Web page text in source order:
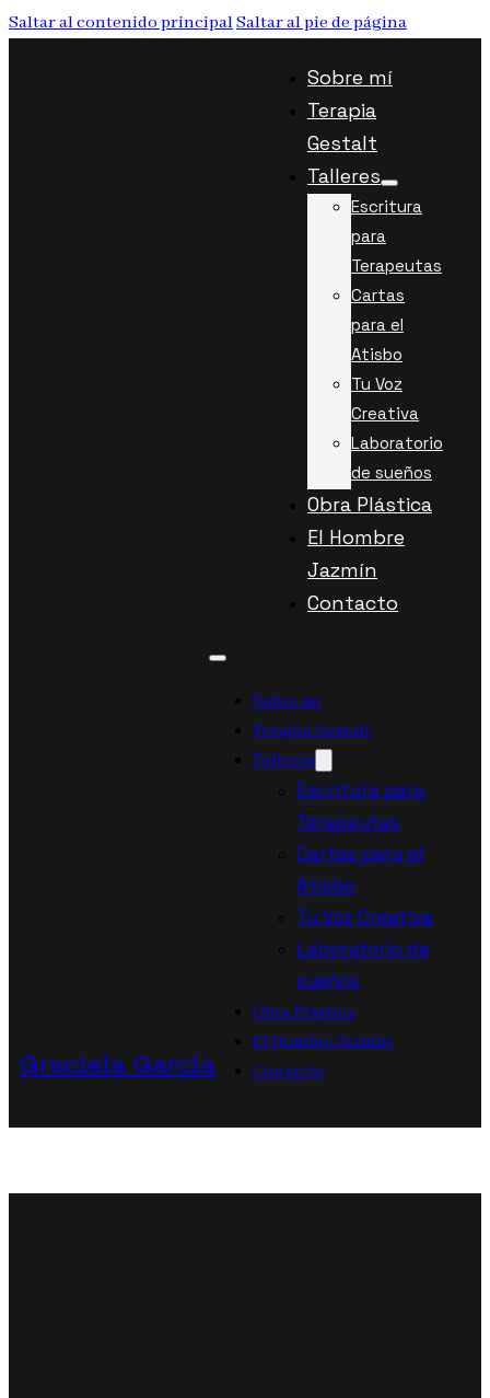
Saltar al contenido principalSaltar al pie de página
Graciela García
Sobre mí
Terapia
Gestalt
Talleres
Escritura
para
Terapeutas
Cartas
para el
Atisbo
Tu Voz
Creativa
Laboratorio
de sueños
Obra Plástica
El Hombre
Jazmín
Contacto
Sobre mí
Terapia Gestalt
Talleres
Escritura para
Terapeutas
Cartas para el
Atisbo
Tu Voz Creativa
Laboratorio de
sueños
Obra Plástica
El Hombre Jazmín
Contacto